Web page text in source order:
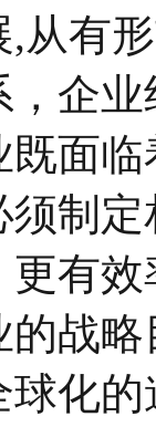
,从有
企
面
制
有
战略
化